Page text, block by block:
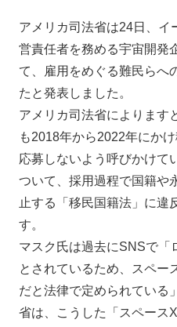
アメリカ司法省は24日、イ
営責任者を務める宇宙開発
て、雇用をめぐる難民らへ
たと発表しました。
アメリカ司法省によります
も2018年から2022年にか
応募しないよう呼びかけて
ついて、採用過程で国籍や
止する「移民国籍法」に違
す。
マスク氏は過去にSNSで「
とされているため、スペー
だと法律で定められている
省は、こうした「スペース